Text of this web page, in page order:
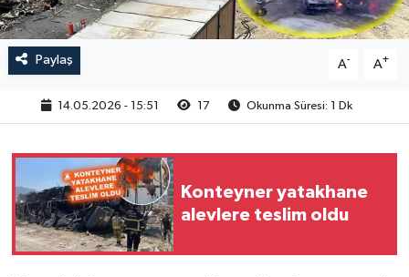
Paylaş A- A+
14.05.2026 - 15:51 17 Okunma Süresi: 1 Dk
Konteyner yatakhane
alevlere teslim oldu